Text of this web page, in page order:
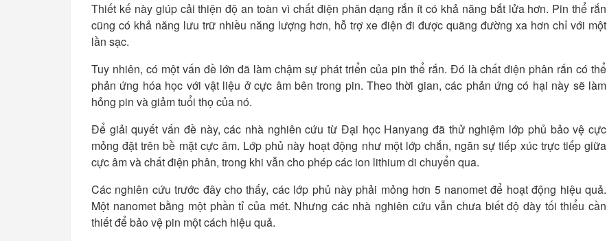
Thiết kế này giúp cải thiện độ an toàn vì chất điện phân dạng rắn ít có khả năng bắt lửa hơn. Pin thể rắn
cũng có khả năng lưu trữ nhiều năng lượng hơn, hỗ trợ xe điện đi được quãng đường xa hơn chỉ với một
lần sạc.
Tuy nhiên, có một vấn đề lớn đã làm chậm sự phát triển của pin thể rắn. Đó là chất điện phân rắn có thể
phản ứng hóa học với vật liệu ở cực âm bên trong pin. Theo thời gian, các phản ứng có hại này sẽ làm
hỏng pin và giảm tuổi thọ của nó.
Để giải quyết vấn đề này, các nhà nghiên cứu từ Đại học Hanyang đã thử nghiệm lớp phủ bảo vệ cực
mỏng đặt trên bề mặt cực âm. Lớp phủ này hoạt động như một lớp chắn, ngăn sự tiếp xúc trực tiếp giữa
cực âm và chất điện phân, trong khi vẫn cho phép các ion lithium di chuyển qua.
Các nghiên cứu trước đây cho thấy, các lớp phủ này phải mỏng hơn 5 nanomet để hoạt động hiệu quả.
Một nanomet bằng một phần tỉ của mét. Nhưng các nhà nghiên cứu vẫn chưa biết độ dày tối thiểu cần
thiết để bảo vệ pin một cách hiệu quả.